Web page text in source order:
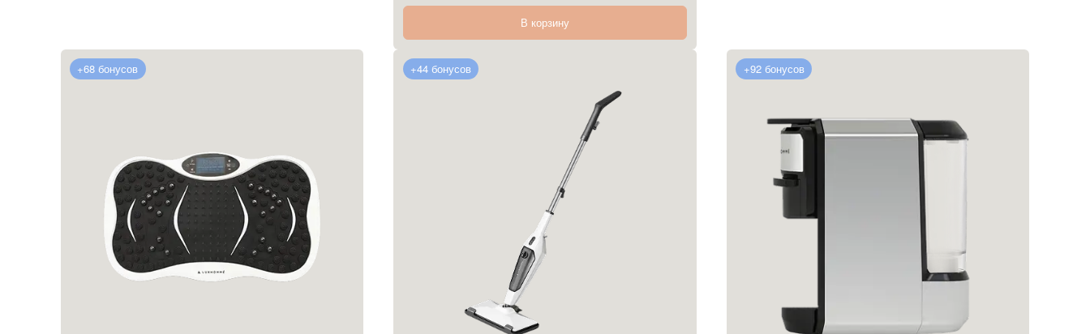
В корзину
+68 бонусов +44 бонусов +92 бонусов